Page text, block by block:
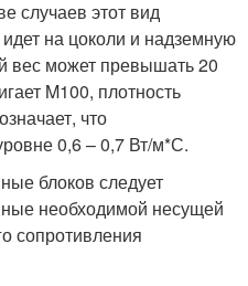
случаев этот вид
на цоколи и надземную
вес может превышать 20
M100, плотность
что
0,6 – 0,7 Вт/м*С.
блоков следует
необходимой несущей
сопротивления